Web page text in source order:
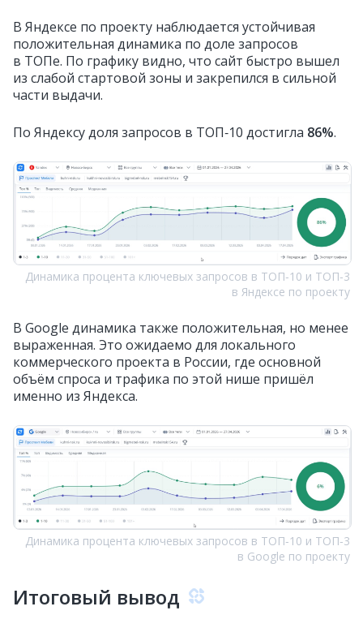
В Яндексе по проекту наблюдается устойчивая
положительная динамика по доле запросов
в ТОПе. По графику видно, что сайт быстро вышел
из слабой стартовой зоны и закрепился в сильной
части выдачи.
По Яндексу доля запросов в ТОП‑10 достигла 86%.
Динамика процента ключевых запросов в ТОП‑10 и ТОП‑3
в Яндексе по проекту
В Google динамика также положительная, но менее
выраженная. Это ожидаемо для локального
коммерческого проекта в России, где основной
объём спроса и трафика по этой нише пришёл
именно из Яндекса.
Динамика процента ключевых запросов в ТОП‑10 и ТОП‑3
в Google по проекту
Итоговый вывод